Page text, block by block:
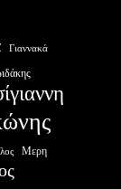
Γιαννακά
Μερη